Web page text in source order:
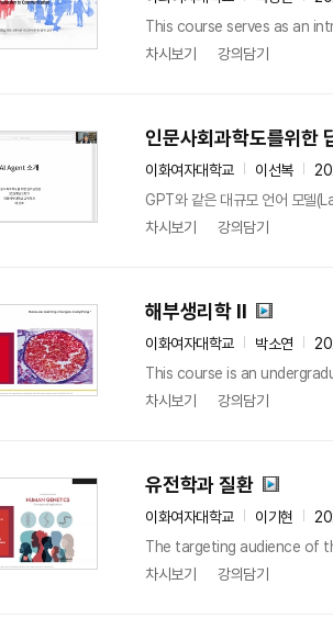
This course serves as an
차시보기
강의담기
인문사회과학도를위한
이화여자대학교 이선복
GPT와 같은 대규모 언어 모델
차시보기
강의담기
해부생리학 II
이화여자대학교 박소연
This course is an
차시보기
강의담기
유전학과 질환
이화여자대학교 이기현
The targeting audience of
차시보기
강의담기